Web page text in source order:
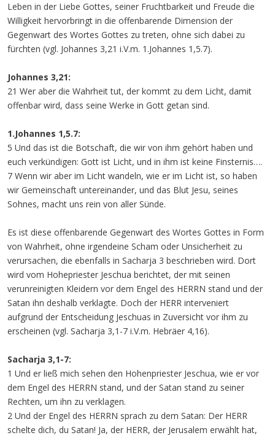
Leben in der Liebe Gottes, seiner Fruchtbarkeit und Freude die
Willigkeit hervorbringt in die offenbarende Dimension der
Gegenwart des Wortes Gottes zu treten, ohne sich dabei zu
fürchten (vgl. Johannes 3,21 i.V.m. 1.Johannes 1,5.7).
Johannes 3,21:
21 Wer aber die Wahrheit tut, der kommt zu dem Licht, damit
offenbar wird, dass seine Werke in Gott getan sind.
1.Johannes 1,5.7:
5 Und das ist die Botschaft, die wir von ihm gehört haben und
euch verkündigen: Gott ist Licht, und in ihm ist keine Finsternis….
7 Wenn wir aber im Licht wandeln, wie er im Licht ist, so haben
wir Gemeinschaft untereinander, und das Blut Jesu, seines
Sohnes, macht uns rein von aller Sünde.
Es ist diese offenbarende Gegenwart des Wortes Gottes in Form
von Wahrheit, ohne irgendeine Scham oder Unsicherheit zu
verursachen, die ebenfalls in Sacharja 3 beschrieben wird. Dort
wird vom Hohepriester Jeschua berichtet, der mit seinen
verunreinigten Kleidern vor dem Engel des HERRN stand und der
Satan ihn deshalb verklagte. Doch der HERR interveniert
aufgrund der Entscheidung Jeschuas in Zuversicht vor ihm zu
erscheinen (vgl. Sacharja 3,1-7 i.V.m. Hebräer 4,16).
Sacharja 3,1-7:
1 Und er ließ mich sehen den Hohenpriester Jeschua, wie er vor
dem Engel des HERRN stand, und der Satan stand zu seiner
Rechten, um ihn zu verklagen.
2 Und der Engel des HERRN sprach zu dem Satan: Der HERR
schelte dich, du Satan! Ja, der HERR, der Jerusalem erwählt hat,